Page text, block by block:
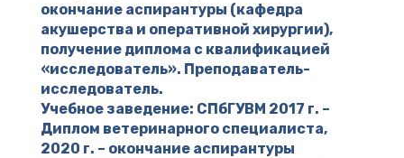
окончание аспирантуры (кафедра
акушерства и оперативной хирургии),
получение диплома с квалификацией
«исследователь». Преподаватель-
исследователь.
Учебное заведение: СПбГУВМ 2017 г. –
Диплом ветеринарного специалиста,
2020 г. – окончание аспирантуры